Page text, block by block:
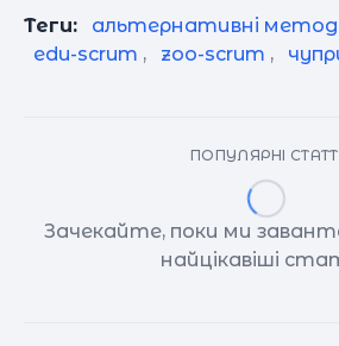
Теги: альтернативні
edu-scrum , zoo-scrum ,
ПОПУЛЯРНІ
Зачекайте, поки ми
найцікавіші